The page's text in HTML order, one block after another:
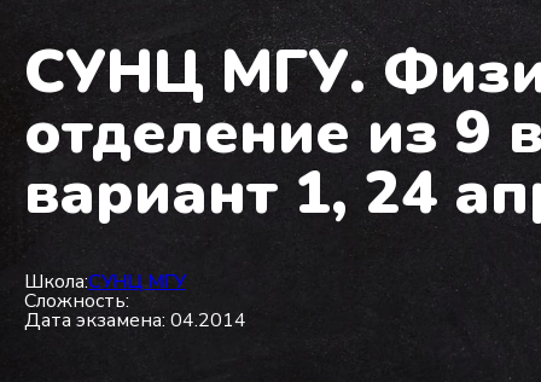
СУНЦ МГУ.
отделение из 9
вариант 1, 24
Школа:СУНЦ МГУ
Сложность:
Дата экзамена: 04.2014